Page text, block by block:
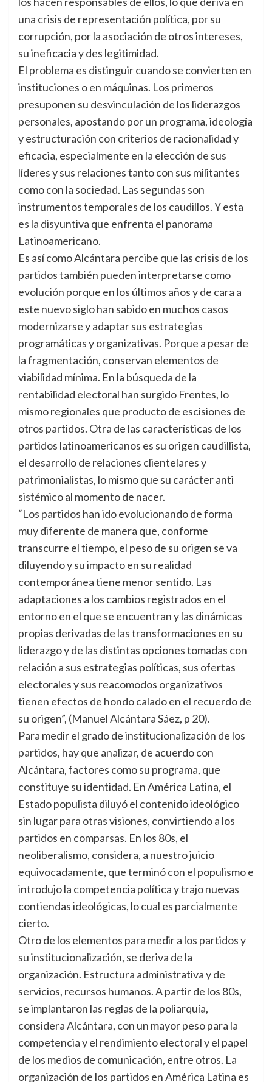
una crisis de representación política, por su
corrupción, por la asociación de otros intereses,
su ineficacia y des legitimidad.
El problema es distinguir cuando se convierten en
instituciones o en máquinas. Los primeros
presuponen su desvinculación de los liderazgos
personales, apostando por un programa, ideología
y estructuración con criterios de racionalidad y
eficacia, especialmente en la elección de sus
líderes y sus relaciones tanto con sus militantes
como con la sociedad. Las segundas son
instrumentos temporales de los caudillos. Y esta
es la disyuntiva que enfrenta el panorama
Latinoamericano.
Es así como Alcántara percibe que las crisis de los
partidos también pueden interpretarse como
evolución porque en los últimos años y de cara a
este nuevo siglo han sabido en muchos casos
modernizarse y adaptar sus estrategias
programáticas y organizativas. Porque a pesar de
la fragmentación, conservan elementos de
viabilidad mínima. En la búsqueda de la
rentabilidad electoral han surgido Frentes, lo
mismo regionales que producto de escisiones de
otros partidos. Otra de las características de los
partidos latinoamericanos es su origen caudillista,
el desarrollo de relaciones clientelares y
patrimonialistas, lo mismo que su carácter anti
sistémico al momento de nacer.
“Los partidos han ido evolucionando de forma
muy diferente de manera que, conforme
transcurre el tiempo, el peso de su origen se va
diluyendo y su impacto en su realidad
contemporánea tiene menor sentido. Las
adaptaciones a los cambios registrados en el
entorno en el que se encuentran y las dinámicas
propias derivadas de las transformaciones en su
liderazgo y de las distintas opciones tomadas con
relación a sus estrategias políticas, sus ofertas
electorales y sus reacomodos organizativos
tienen efectos de hondo calado en el recuerdo de
su origen”, (Manuel Alcántara Sáez, p 20).
Para medir el grado de institucionalización de los
partidos, hay que analizar, de acuerdo con
Alcántara, factores como su programa, que
constituye su identidad. En América Latina, el
Estado populista diluyó el contenido ideológico
sin lugar para otras visiones, convirtiendo a los
partidos en comparsas. En los 80s, el
neoliberalismo, considera, a nuestro juicio
equivocadamente, que terminó con el populismo e
introdujo la competencia política y trajo nuevas
contiendas ideológicas, lo cual es parcialmente
cierto.
Otro de los elementos para medir a los partidos y
su institucionalización, se deriva de la
organización. Estructura administrativa y de
servicios, recursos humanos. A partir de los 80s,
se implantaron las reglas de la poliarquía,
considera Alcántara, con un mayor peso para la
competencia y el rendimiento electoral y el papel
de los medios de comunicación, entre otros. La
organización de los partidos en América Latina es